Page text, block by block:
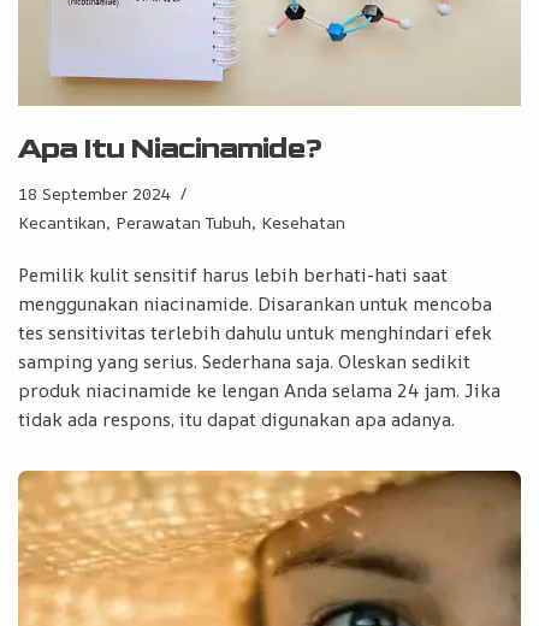
Apa Itu Niacinamide?
18 September 2024
Kecantikan, Perawatan Tubuh, Kesehatan
Pemilik kulit sensitif harus lebih berhati-hati saat
menggunakan niacinamide. Disarankan untuk mencoba
tes sensitivitas terlebih dahulu untuk menghindari efek
samping yang serius. Sederhana saja. Oleskan sedikit
produk niacinamide ke lengan Anda selama 24 jam. Jika
tidak ada respons, itu dapat digunakan apa adanya.